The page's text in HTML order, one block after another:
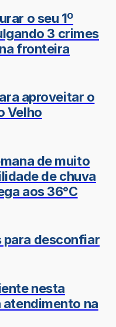
o seu 1º
3 crimes
fronteira
aproveitar o
Velho
de muito
de chuva
aos 36°C
desconfiar
nesta
na